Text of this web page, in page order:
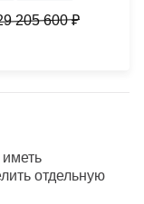
205 600 ₽
отдельную